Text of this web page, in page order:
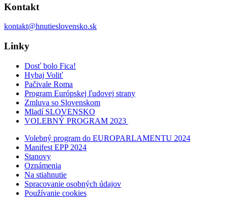
Kontakt
kontakt@hnutieslovensko.sk
Linky
Dosť bolo Fica!
Hybaj Voliť
Pačivale Roma
Program Európskej ľudovej strany
Zmluva so Slovenskom
Mladí SLOVENSKO
VOLEBNÝ PROGRAM 2023
Volebný program do EUROPARLAMENTU 2024
Manifest EPP 2024
Stanovy
Oznámenia
Na stiahnutie
Spracovanie osobných údajov
Používanie cookies